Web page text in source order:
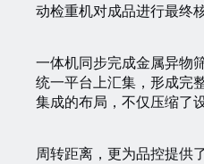
动检重机对成品进行最终
一体机同步完成金属异物
统一平台上汇集，形成完
集成的布局，不仅压缩了
周转距离，更为品控提供